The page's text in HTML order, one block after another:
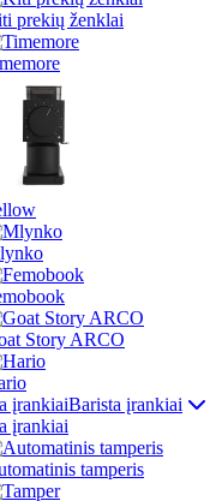
prekių ženklai
Story ARCO
Barista įrankiai
tamperis